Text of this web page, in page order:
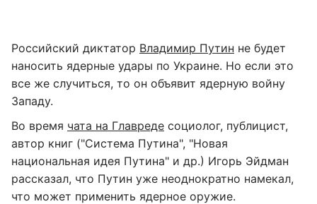
Российский диктатор Владимир Путин не будет
наносить ядерные удары по Украине. Но если это
все же случиться, то он объявит ядерную войну
Западу.
Во время чата на Главреде социолог, публицист,
автор книг ("Система Путина", "Новая
национальная идея Путина" и др.) Игорь Эйдман
рассказал, что Путин уже неоднократно намекал,
что может применить ядерное оружие.